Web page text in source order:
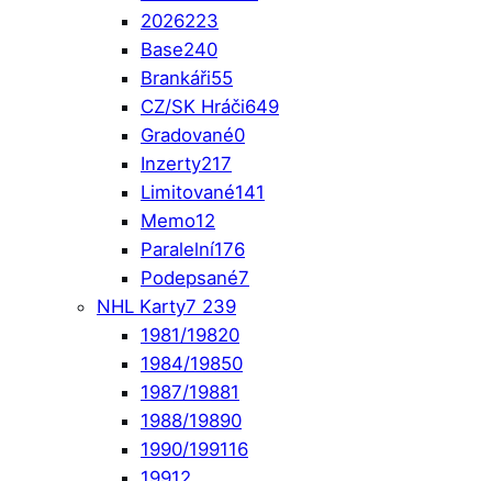
2026223
Base240
Brankáři55
CZ/SK Hráči649
Gradované0
Inzerty217
Limitované141
Memo12
Paralelní176
Podepsané7
NHL Karty7 239
1981/19820
1984/19850
1987/19881
1988/19890
1990/199116